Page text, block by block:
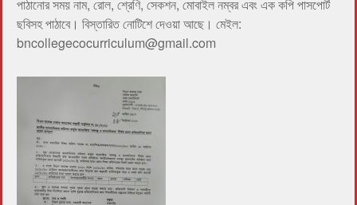
পাঠানোর সময় নাম, রোল, শ্রেণি, সেকশন, মোবাইল নম্বর এবং এক কপি পাসপোর্ট
ছবিসহ পাঠাবে। বিস্তারিত নোটিশে দেওয়া আছে। মেইল:
bncollegecocurriculum@gmail.com